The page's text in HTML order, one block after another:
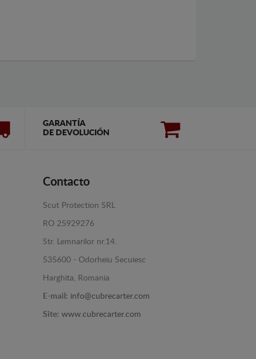
GARANTÍA
DE DEVOLUCIÓN
Contacto
Scut Protection SRL
RO 25929276
Str. Lemnarilor nr.14.
535600 - Odorheiu Secuiesc
Harghita, Romania
E-mail: info@cubrecarter.com
Site: www.cubrecarter.com